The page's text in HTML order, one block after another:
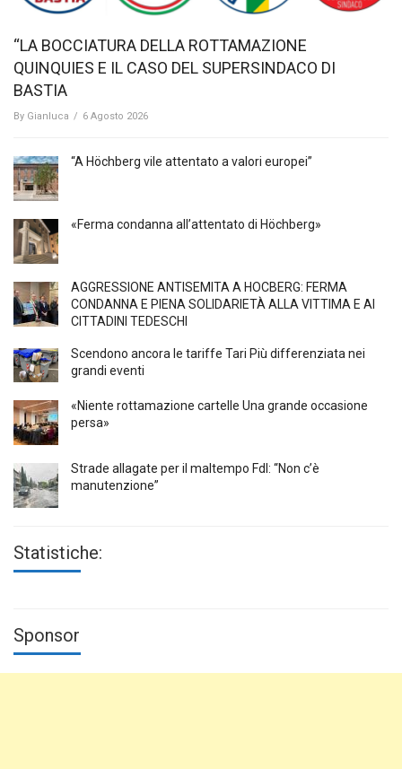
“LA BOCCIATURA DELLA ROTTAMAZIONE
QUINQUIES E IL CASO DEL SUPERSINDACO DI
BASTIA
By Gianluca / 6 Agosto 2026
“A Höchberg vile attentato a valori europei”
«Ferma condanna all’attentato di Höchberg»
AGGRESSIONE ANTISEMITA A HÖCBERG: FERMA
CONDANNA E PIENA SOLIDARIETÀ ALLA VITTIMA E AI
CITTADINI TEDESCHI
Scendono ancora le tariffe Tari Più differenziata nei
grandi eventi
«Niente rottamazione cartelle Una grande occasione
persa»
Strade allagate per il maltempo FdI: “Non c’è
manutenzione”
Statistiche:
Sponsor